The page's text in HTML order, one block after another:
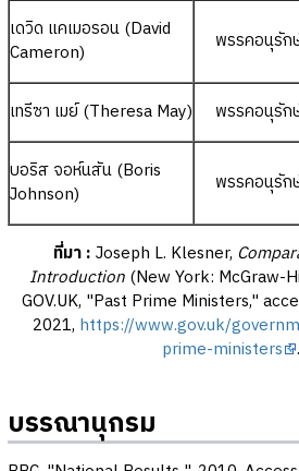
เดวิด แคเมอรอน (David
Cameron)
พรรคอนุรัก
เทรีซา เมย์ (Theresa May) พรรคอนุรัก
บอริส จอห์นสัน (Boris
Johnson)
พรรคอนุรัก
ที่มา : Joseph L. Klesner,
Introduction(New York: McGraw-
GOV.UK, "Past Prime Ministers,"
2021, https://www.gov.uk/
prime-ministers .
บรรณานุกรม